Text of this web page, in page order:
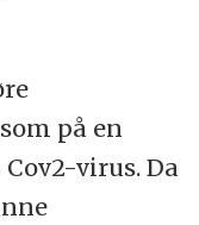
på en
virus. Da